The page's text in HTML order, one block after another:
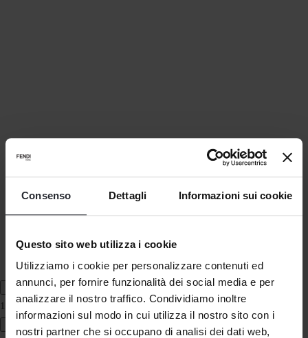
Consenso Dettagli Informazioni sui cookie
Questo sito web utilizza i cookie
Utilizziamo i cookie per personalizzare contenuti ed
annunci, per fornire funzionalità dei social media e per
analizzare il nostro traffico. Condividiamo inoltre
informazioni sul modo in cui utilizza il nostro sito con i
nostri partner che si occupano di analisi dei dati web,
1 of 6